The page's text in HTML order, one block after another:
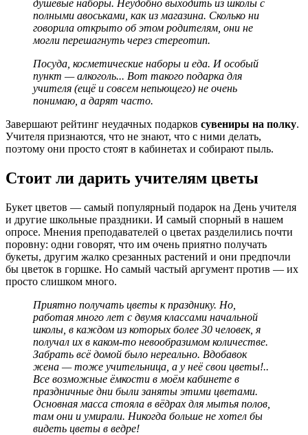
душевые наборы. Неудобно выходить из школы с
полными авоськами, как из магазина. Сколько ни
говорила открыто об этом родителям, они не
могли перешагнуть через стереотип.
Посуда, косметические наборы и еда. И особый
пункт — алкоголь... Вот такого подарка для
учителя (ещё и совсем непьющего) не очень
понимаю, а дарят часто.
Завершают рейтинг неудачных подарков сувениры на полку.
Учителя признаются, что не знают, что с ними делать,
поэтому они просто стоят в кабинетах и собирают пыль.
Стоит ли дарить учителям цветы
Букет цветов — самый популярный подарок на День учителя
и другие школьные праздники. И самый спорный в нашем
опросе. Мнения преподавателей о цветах разделились почти
поровну: одни говорят, что им очень приятно получать
букеты, другим жалко срезанных растений и они предпочли
бы цветок в горшке. Но самый частый аргумент против — их
просто слишком много.
Приятно получать цветы к празднику. Но,
работая много лет с двумя классами начальной
школы, в каждом из которых более 30 человек, я
получал их в каком-то невообразимом количестве.
Забрать всё домой было нереально. Вдобавок
жена — тоже учительница, а у неё свои цветы!..
Все возможные ёмкости в моём кабинете в
праздничные дни были заняты этими цветами.
Основная масса стояла в вёдрах для мытья полов,
там они и умирали. Никогда больше не хотел бы
видеть цветы в ведре!